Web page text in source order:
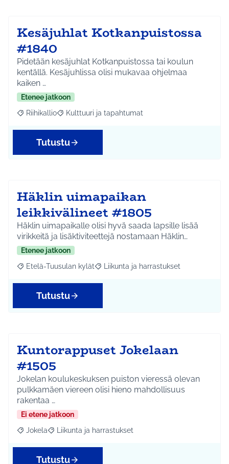
Kesäjuhlat Kotkanpuistossa
#1840
Pidetään kesäjuhlat Kotkanpuistossa tai koulun
kentällä. Kesäjuhlissa olisi mukavaa ohjelmaa
kaiken …
Etenee jatkoon
Rajaa tulokset aihepiirin mukaan: Riihikallio
Riihikallio Rajaa tulokset teeman mukaan: Kulttuuri ja
Kulttuuri ja tapahtumat
Tutustu
Häklin uimapaikan
leikkivälineet #1805
Häklin uimapaikalle olisi hyvä saada lapsille lisää
virikkeitä ja lisäktiviteettejä nostamaan Häklin…
Etenee jatkoon
Rajaa tulokset aihepiirin mukaan: Etelä-Tuusulan kylät
Etelä-Tuusulan kylät Rajaa tulokset teeman mukaan:
Liikunta ja harrastukset
Tutustu
Kuntorappuset Jokelaan
#1505
Jokelan koulukeskuksen puiston vieressä olevan
pulkkamäen viereen olisi hieno mahdollisuus
rakentaa …
Ei etene jatkoon
Rajaa tulokset aihepiirin mukaan: Jokela
Jokela Rajaa tulokset teeman mukaan: Liikunta ja
Liikunta ja harrastukset
Tutustu